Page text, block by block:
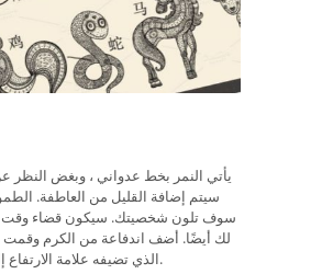
يأتي النمر بخط عدواني ، وبغض النظر
سيتم إضافة القليل من العاطفة.
سوف تلون شخصيتك. سيكون قضاء وقت
لك أيضًا. أضف اندفاعة من الكرم وقمت
الذي تضيفه علامة الارتفاع إلى علامة السنة.